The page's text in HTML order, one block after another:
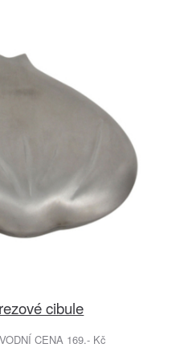
cibule
CENA 169.- Kč